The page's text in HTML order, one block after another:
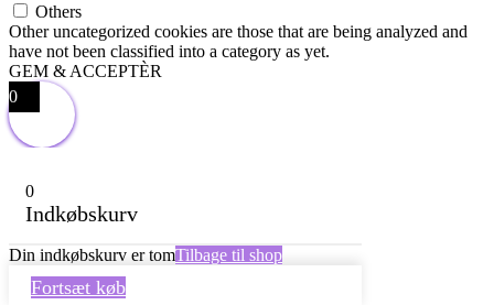
Others
Other uncategorized cookies are those that are being analyzed and
have not been classified into a category as yet.
GEM & ACCEPTÈR
0
0
Indkøbskurv
Din indkøbskurv er tomTilbage til shop
Fortsæt køb